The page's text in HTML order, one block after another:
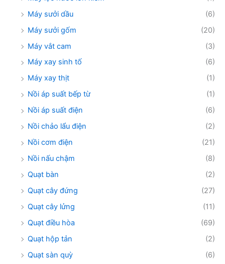
Máy sưởi dầu
(6)
Máy sưởi gốm
(20)
Máy vắt cam
(3)
Máy xay sinh tố
(6)
Máy xay thịt
(1)
Nồi áp suất bếp từ
(1)
Nồi áp suất điện
(6)
Nồi chảo lẩu điện
(2)
Nồi cơm điện
(21)
Nồi nấu chậm
(8)
Quạt bàn
(2)
Quạt cây đứng
(27)
Quạt cây lửng
(11)
Quạt điều hòa
(69)
Quạt hộp tản
(2)
Quạt sàn quỳ
(6)